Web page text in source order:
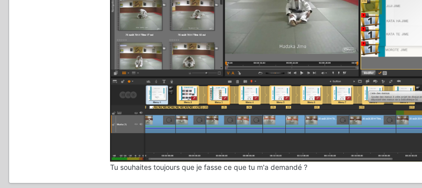
Tu souhaites toujours que je fasse ce que tu m'a demandé ?